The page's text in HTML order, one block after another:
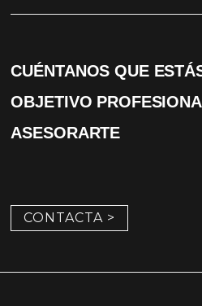
CUÉNTANOS QUE
OBJETIVO
ASESORARTE
CONTACTA >